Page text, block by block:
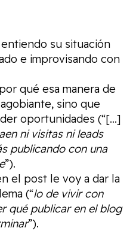
su situación
e improvisando con
qué esa manera de
sino que
oportunidades (“[…]
ni visitas ni leads
publicando con una
”).
el post le voy a dar la
(“lo de vivir con
qué publicar en el blog
”).